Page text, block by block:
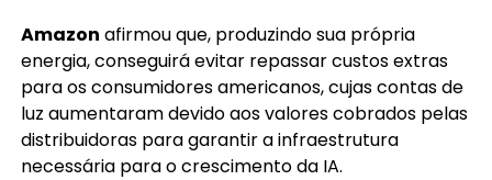
Amazon afirmou que, produzindo sua própria
energia, conseguirá evitar repassar custos extras
para os consumidores americanos, cujas contas de
luz aumentaram devido aos valores cobrados pelas
distribuidoras para garantir a infraestrutura
necessária para o crescimento da IA.